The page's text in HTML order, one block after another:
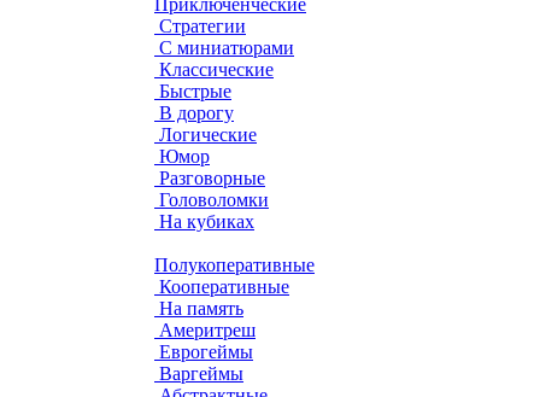
Приключенческие
Стратегии
С миниатюрами
Классические
Быстрые
В дорогу
Логические
Юмор
Разговорные
Головоломки
На кубиках
Полукоперативные
Кооперативные
На память
Америтреш
Еврогеймы
Варгеймы